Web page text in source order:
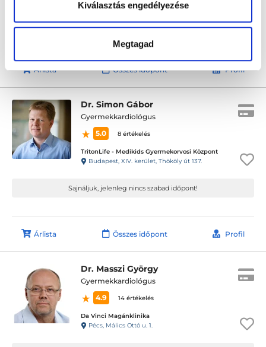
Kiválasztás engedélyezése
Megtagad
Sajnáljuk, jelenleg nincs szabad időpont!
Árlista Összes időpont Profil
Dr. Simon Gábor
Gyermekkardiológus
5.0
8 értékelés
TritonLife - Medikids Gyermekorvosi Központ
Budapest, XIV. kerület, Thököly út 137.
Sajnáljuk, jelenleg nincs szabad időpont!
Árlista Összes időpont Profil
Dr. Masszi György
Gyermekkardiológus
4.9
14 értékelés
Da Vinci Magánklinika
Pécs, Málics Ottó u. 1.